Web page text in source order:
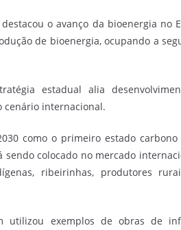
o avanço da bioenergia no
de bioenergia, ocupando a
estadual alia
cenário internacional.
como o primeiro estado
sendo colocado no mercado
ribeirinhas, produtores
utilizou exemplos de obras de